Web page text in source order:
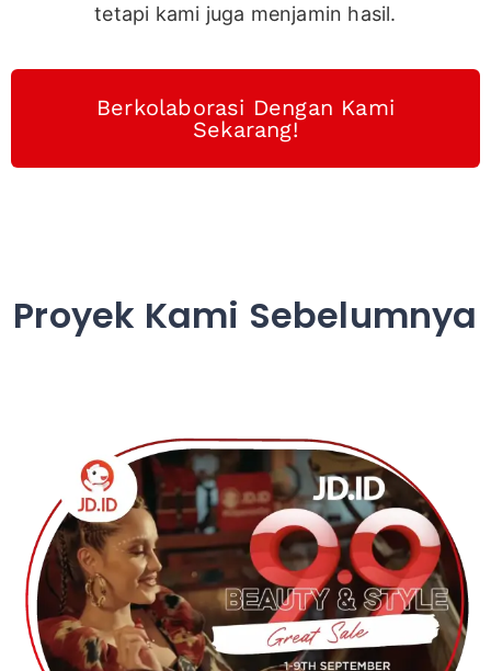
tetapi kami juga menjamin hasil.
Berkolaborasi Dengan Kami
Sekarang!
Proyek Kami Sebelumnya